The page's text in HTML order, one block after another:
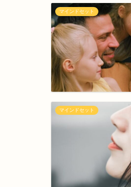
マインドセット
マインドセット